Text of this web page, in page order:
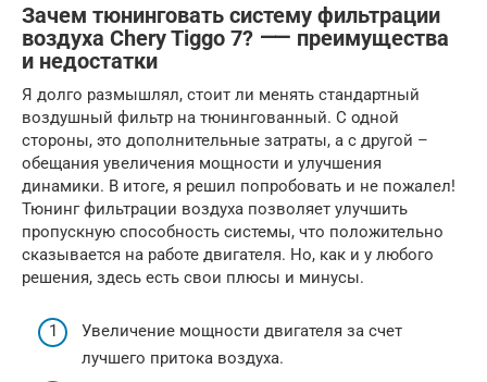
Зачем тюнинговать систему фильтрации
воздуха Chery Tiggo 7? ⸺ преимущества
и недостатки
Я долго размышлял, стоит ли менять стандартный
воздушный фильтр на тюнингованный. С одной
стороны, это дополнительные затраты, а с другой –
обещания увеличения мощности и улучшения
динамики. В итоге, я решил попробовать и не пожалел!
Тюнинг фильтрации воздуха позволяет улучшить
пропускную способность системы, что положительно
сказывается на работе двигателя. Но, как и у любого
решения, здесь есть свои плюсы и минусы.
Увеличение мощности двигателя за счет
лучшего притока воздуха.